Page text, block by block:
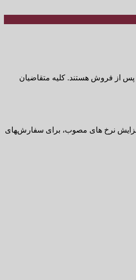
دولتی در آبان ماه ۱۴۰۲ خبر داد. در این طرح لاستیک‌ها به قیمت کارخانه عرضه شدند و دارای ۳۰ ماه خدمات پس از فروش هستند. کلیه متقاضیان
(۹ درصد) خواهد بود و بدیهی است هر گونه افزایش نرخ های مصوب، برای سفارش‌‍های